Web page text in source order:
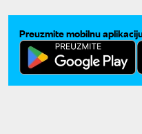
Preuzmite mobilnu